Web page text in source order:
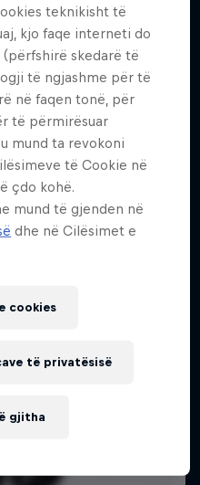
teknikisht të
kjo faqe interneti do
skedarë të
të ngjashme për të
në faqen tonë, për
të përmirësuar
mund ta revokoni
të Cookie në
çdo kohë.
mund të gjenden në
dhe në Cilësimet e
cookies
gjitha
të privatësisë